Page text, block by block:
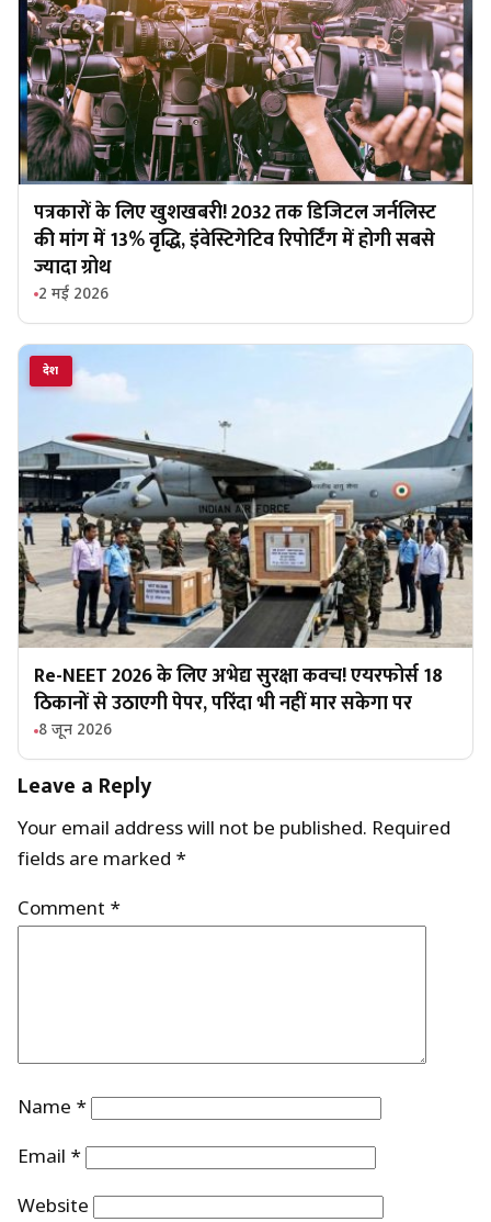
पत्रकारों के लिए खुशखबरी! 2032 तक डिजिटल जर्नलिस्ट
की मांग में 13% वृद्धि, इंवेस्टिगेटिव रिपोर्टिंग में होगी सबसे
ज्यादा ग्रोथ
2 मई 2026
देश
Re-NEET 2026 के लिए अभेद्य सुरक्षा कवच! एयरफोर्स 18
ठिकानों से उठाएगी पेपर, परिंदा भी नहीं मार सकेगा पर
8 जून 2026
Leave a Reply
Your email address will not be published. Required
fields are marked *
Comment *
Name *
Email *
Website